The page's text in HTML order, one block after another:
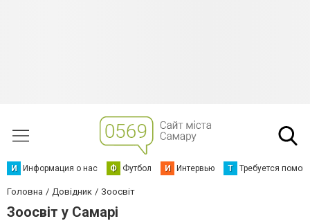
И Информация о нас Ф Футбол И Интервью Т Требуется
Головна Довідник Зоосвіт
Зоосвіт у Самарі